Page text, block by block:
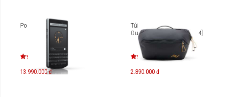
Porsche Design P’9983
13.990.000 đ
Túi đeo Peak Design
Outdoor Sling 4L [PD-BAS-4]
2.890.000 đ